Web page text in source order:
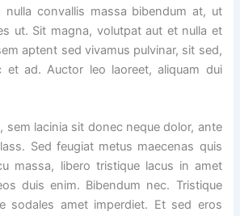
nulla convallis massa bibendum at, ut
ut. Sit magna, volutpat aut et nulla et
aptent sed vivamus pulvinar, sit sed,
et ad. Auctor leo laoreet, aliquam dui
sem lacinia sit donec neque dolor, ante
Sed feugiat metus maecenas quis
massa, libero tristique lacus in amet
duis enim. Bibendum nec. Tristique
sodales amet imperdiet. Et sed eros